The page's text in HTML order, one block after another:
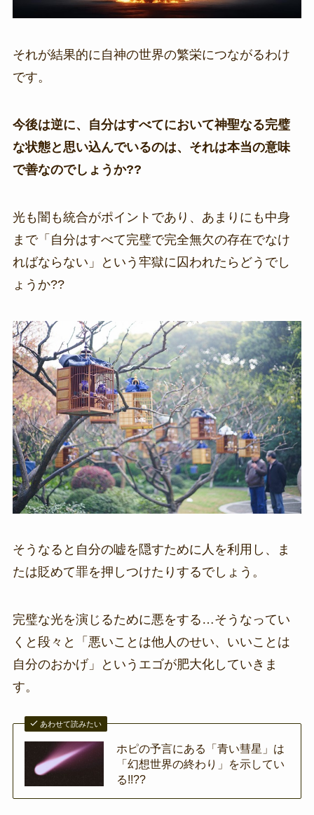
それが結果的に自神の世界の繁栄につながるわけ
です。
今後は逆に、自分はすべてにおいて神聖なる完璧
な状態と思い込んでいるのは、それは本当の意味
で善なのでしょうか??
光も闇も統合がポイントであり、あまりにも中身
まで「自分はすべて完璧で完全無欠の存在でなけ
ればならない」という牢獄に囚われたらどうでし
ょうか??
そうなると自分の嘘を隠すために人を利用し、ま
たは貶めて罪を押しつけたりするでしょう。
完璧な光を演じるために悪をする…そうなってい
くと段々と「悪いことは他人のせい、いいことは
自分のおかげ」というエゴが肥大化していきま
す。
あわせて読みたい
ホピの予言にある「青い彗星」は
「幻想世界の終わり」を示してい
る!!??